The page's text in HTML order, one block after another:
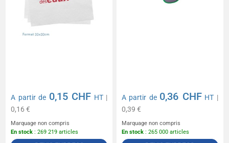
A partir de 0,15 CHF HT|
0,16 €
Marquage non compris
En stock : 269 219 articles
A partir de 0,36 CHF HT |
0,39 €
Marquage non compris
En stock : 265 000 articles